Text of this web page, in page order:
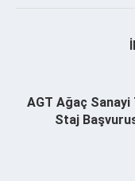
AGT Ağaç
Staj